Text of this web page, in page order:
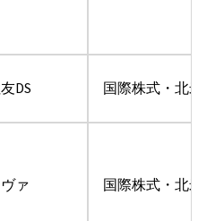
DS 国際株式・北
ァ 国際株式・北